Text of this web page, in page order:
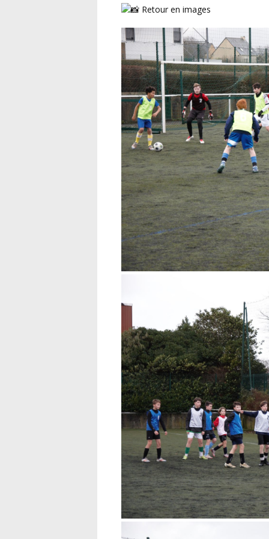
Retour en images